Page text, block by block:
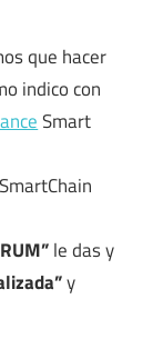
que hacer
indico con
Smart
SmartChain
le das y
y